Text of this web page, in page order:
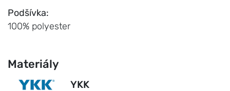
Podšívka:
100% polyester
Materiály
YKK